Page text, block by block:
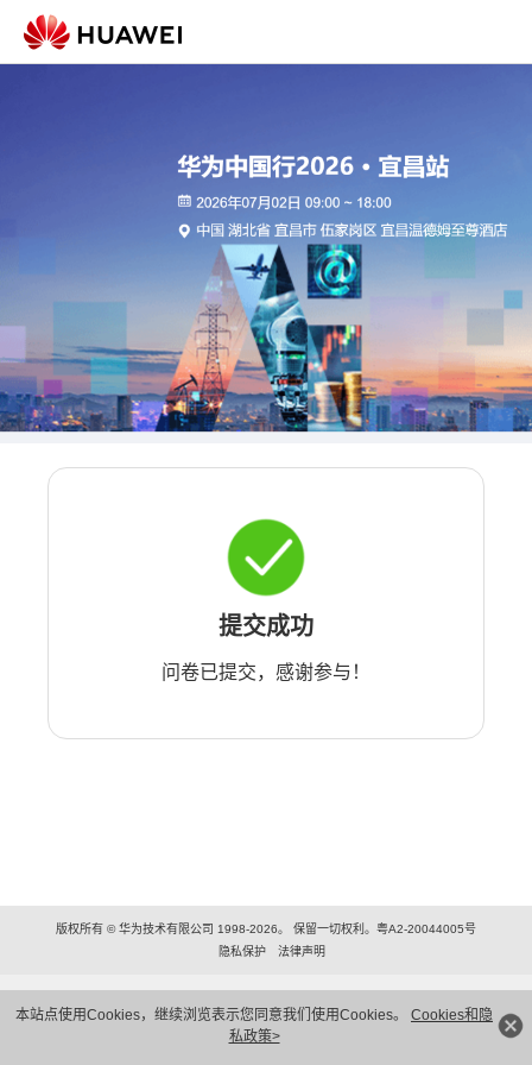
本站点使用Cookies，继续浏览表示您同意我们使用Cookies。 Cookies和隐
私政策>
提交成功
问卷已提交，感谢参与！
版权所有 © 华为技术有限公司 1998-2026。 保留一切权利。粤A2-20044005号
隐私保护
法律声明